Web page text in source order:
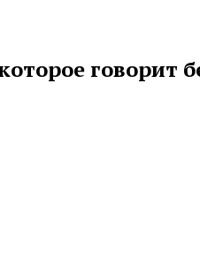
говорит